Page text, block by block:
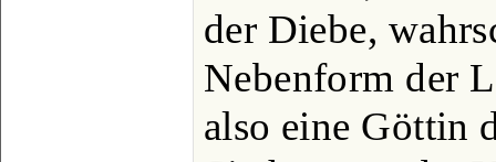
der Diebe,
Nebenform der
also eine Göttin